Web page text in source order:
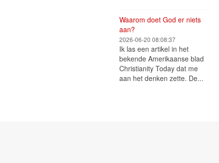
Waarom doet God er niets
aan?
2026-06-20 08:08:37
Ik las een artikel in het
bekende Amerikaanse blad
Christianity Today dat me
aan het denken zette. De...